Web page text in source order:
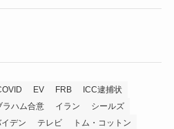
EV FRB
ICC逮捕状
ラハム合意 イラン
シールズ
デン テレビ
トム・コットン